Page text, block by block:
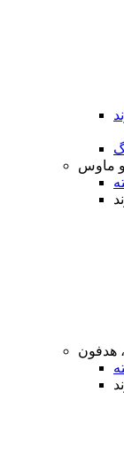
و ماوس
هدفون